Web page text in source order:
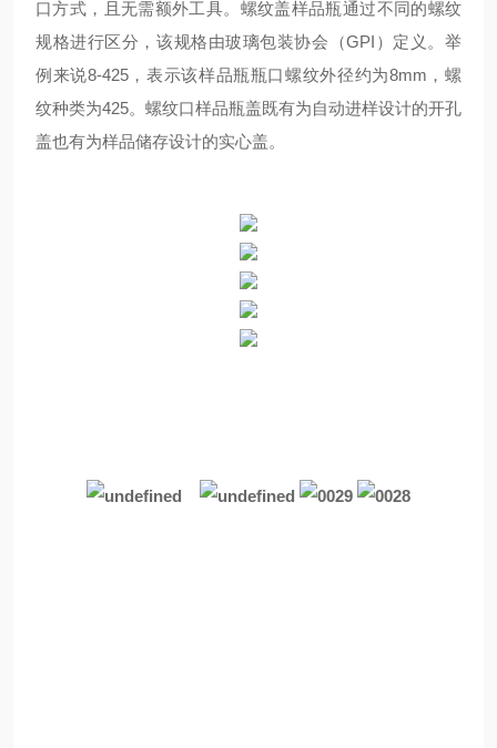
口方式，且无需额外工具。螺纹盖样品瓶通过不同的螺纹
规格进行区分，该规格由玻璃包装协会（GPI ）定义。举
例来说8-425，表示该样品瓶瓶口螺纹外径约为8mm ，螺
纹种类为425。螺纹口样品瓶盖既有为自动进样设计的开孔
盖也有为样品储存设计的实心盖。